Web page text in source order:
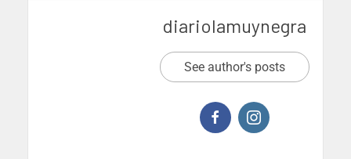
diariolamuynegra
See author's posts